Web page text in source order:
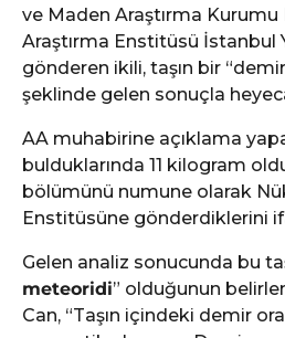
ve Maden Araştırma Kurumu
Araştırma Enstitüsü İstanbul
gönderen ikili, taşın bir
şeklinde gelen sonuçla
AA muhabirine açıklama
bulduklarında 11 kilogram
bölümünü numune olarak
Enstitüsüne gönderdiklerini
Gelen analiz sonucunda bu
meteoridi” olduğunun
Can, “Taşın içindeki demir